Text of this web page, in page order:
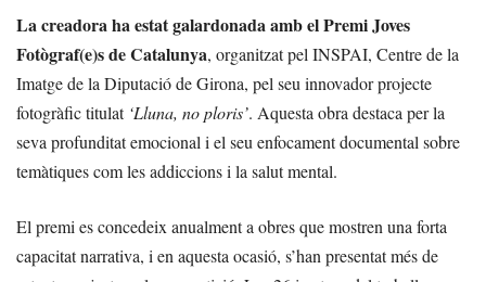
La creadora ha estat galardonada amb el Premi Joves
Fotògraf(e)s de Catalunya, organitzat pel INSPAI, Centre de la
Imatge de la Diputació de Girona, pel seu innovador projecte
fotogràfic titulat ‘Lluna, no ploris’. Aquesta obra destaca per la
seva profunditat emocional i el seu enfocament documental sobre
temàtiques com les addiccions i la salut mental.
El premi es concedeix anualment a obres que mostren una forta
capacitat narrativa, i en aquesta ocasió, s’han presentat més de